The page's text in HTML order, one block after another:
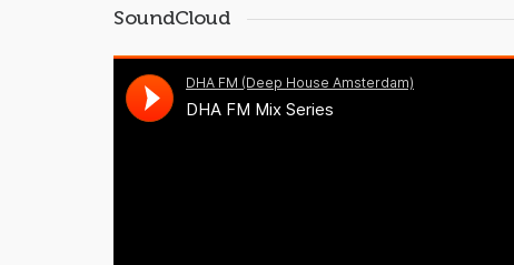
SoundCloud